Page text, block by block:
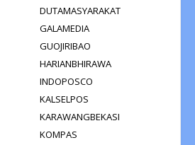
DUTAMASYARAKAT
GALAMEDIA
GUOJIRIBAO
HARIANBHIRAWA
INDOPOSCO
KALSELPOS
KARAWANGBEKASI
KOMPAS